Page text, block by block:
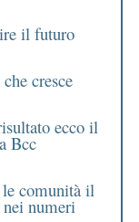
il futuro
cresce
ecco il
Bcc
le comunità il
numeri